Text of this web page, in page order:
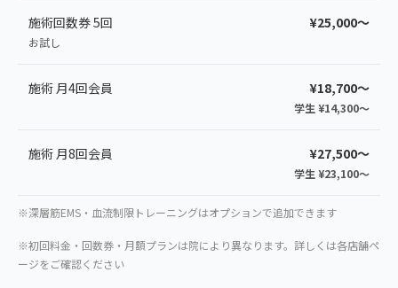
施術回数券 5回
お試し
¥25,000〜
施術 月4回会員 ¥18,700〜
学生 ¥14,300〜
施術 月8回会員 ¥27,500〜
学生 ¥23,100〜
※深層筋EMS・血流制限トレーニングはオプションで追加できます
※初回料金・回数券・月額プランは院により異なります。詳しくは各店舗ペ
ージをご確認ください